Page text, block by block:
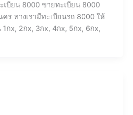
บียน 8000 ขายทะเบียน 8000
ร ทางเรามีทะเบียนรถ 8000 ให้
1กx, 2กx, 3กx, 4กx, 5กx, 6กx,